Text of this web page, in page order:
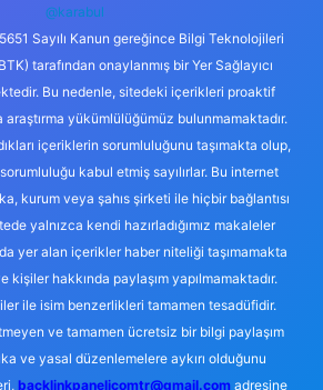
@karabul
Sayılı Kanun gereğince Bilgi Teknolojileri
tarafından onaylanmış bir Yer Sağlayıcı
Bu nedenle, sitedeki içerikleri proaktif
yükümlülüğümüz bulunmamaktadır.
içeriklerin sorumluluğunu taşımakta olup,
kabul etmiş sayılırlar. Bu internet
kurum veya şahıs şirketi ile hiçbir bağlantısı
yalnızca kendi hazırladığımız makaleler
yer alan içerikler haber niteliği taşımamakta
kişiler hakkında paylaşım yapılmamaktadır.
ile isim benzerlikleri tamamen tesadüfidir.
ve tamamen ücretsiz bir bilgi paylaşım
ve yasal düzenlemelere aykırı olduğunu
backlinkpanelicomtr@gmail.comadresine